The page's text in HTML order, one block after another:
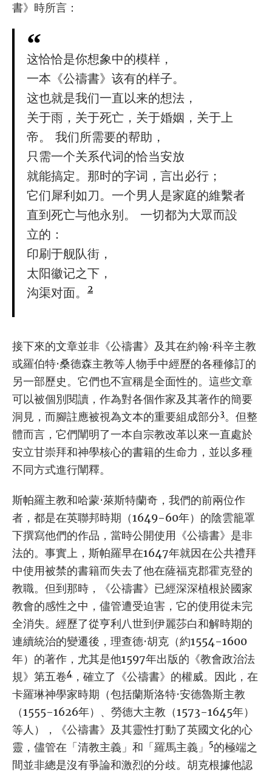
書》時所言：
这恰恰是你想象中的模样，
一本《公禱書》该有的样子。
这也就是我们一直以来的想法，
关于雨，关于死亡，关于婚姻，关于上
帝。 我们所需要的帮助，
只需一个关系代词的恰当安放
就能搞定。那时的字词，言出必行；
它们犀利如刀。一个男人是家庭的維繫者
直到死亡与他永别。 一切都为大眾而設
立的：
印刷于舰队街，
太阳徽记之下，
沟渠对面。
2
接下來的文章並非《公禱書》及其在約翰·科辛主教
或羅伯特·桑德森主教等人物手中經歷的各種修訂的
另一部歷史。它們也不宣稱是全面性的。這些文章
可以被個別閱讀，作為對各個作家及其著作的簡要
洞見，而腳註應被視為文本的重要組成部分3。但整
體而言，它們闡明了一本自宗教改革以來一直處於
安立甘崇拜和神學核心的書籍的生命力，並以多種
不同方式進行闡釋。
斯帕羅主教和哈蒙·萊斯特蘭奇，我們的前兩位作
者，都是在英聯邦時期（1649-60年）的陰雲籠罩
下撰寫他們的作品，當時公開使用《公禱書》是非
法的。事實上，斯帕羅早在1647年就因在公共禮拜
中使用被禁的書籍而失去了他在薩福克郡霍克登的
教職。但到那時，《公禱書》已經深深植根於國家
教會的感性之中，儘管遭受迫害，它的使用從未完
全消失。經歷了從亨利八世到伊麗莎白和解時期的
連續統治的變遷後，理查德·胡克（約1554-1600
年）的著作，尤其是他1597年出版的《教會政治法
規》第五卷4 ，確立了《公禱書》的權威。因此，在
卡羅琳神學家時期（包括蘭斯洛特·安德魯斯主教
（1555-1626年）、勞德大主教（1573-1645年）
等人），《公禱書》及其靈性打動了英國文化的心
靈，儘管在「清教主義」和「羅馬主義」
5的極端之
間並非總是沒有爭論和激烈的分歧。胡克根據他認